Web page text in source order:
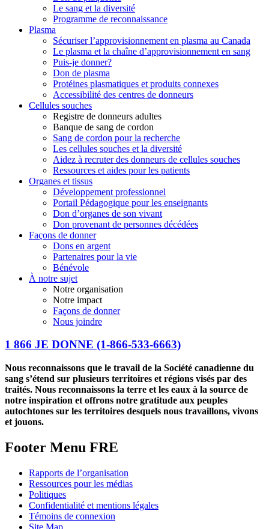
Le sang et la diversité
Programme de reconnaissance
Plasma
Sécuriser l’approvisionnement en plasma au Canada
Le plasma et la chaîne d’approvisionnement en sang
Puis-je donner?
Don de plasma
Protéines plasmatiques et produits connexes
Accessibilité des centres de donneurs
Cellules souches
Registre de donneurs adultes
Banque de sang de cordon
Sang de cordon pour la recherche
Les cellules souches et la diversité
Aidez à recruter des donneurs de cellules souches
Ressources et aides pour les patients
Organes et tissus
Développement professionnel
Portail Pédagogique pour les enseignants
Don d’organes de son vivant
Don provenant de personnes décédées
Façons de donner
Dons en argent
Partenaires pour la vie
Bénévole
À notre sujet
Notre organisation
Notre impact
Façons de donner
Nous joindre
1 866 JE DONNE (1-866-533-6663)
Nous reconnaissons que le travail de la Société canadienne du
sang s’étend sur plusieurs territoires et régions visés par des
traités. Nous reconnaissons la terre et les eaux à la source de
notre inspiration et offrons notre gratitude aux peuples
autochtones sur les territoires desquels nous travaillons, vivons
et jouons.
Footer Menu FRE
Rapports de l’organisation
Ressources pour les médias
Politiques
Confidentialité et mentions légales
Témoins de connexion
Site Map